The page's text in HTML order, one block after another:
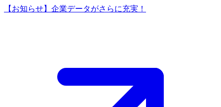
【お知らせ】企業データがさらに充実！